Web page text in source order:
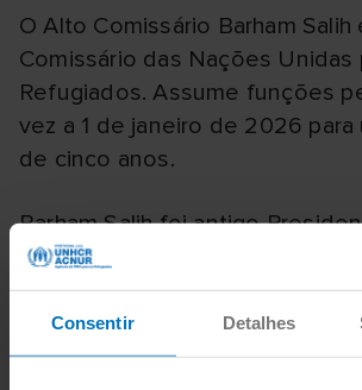
Consentir Detalhes
O Alto Comissário Barham Salih
Comissário das Nações Unidas
Refugiados. Assume funções
vez a 1 de janeiro de 2026 para
de cinco anos.
Barham Salih foi antigo